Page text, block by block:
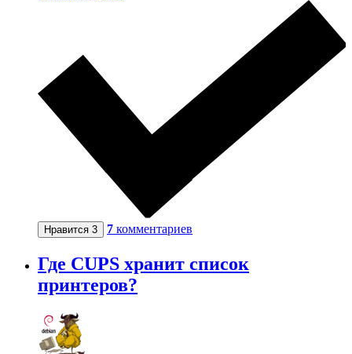
Нравится 3 7 комментариев
Где CUPS хранит список
принтеров?